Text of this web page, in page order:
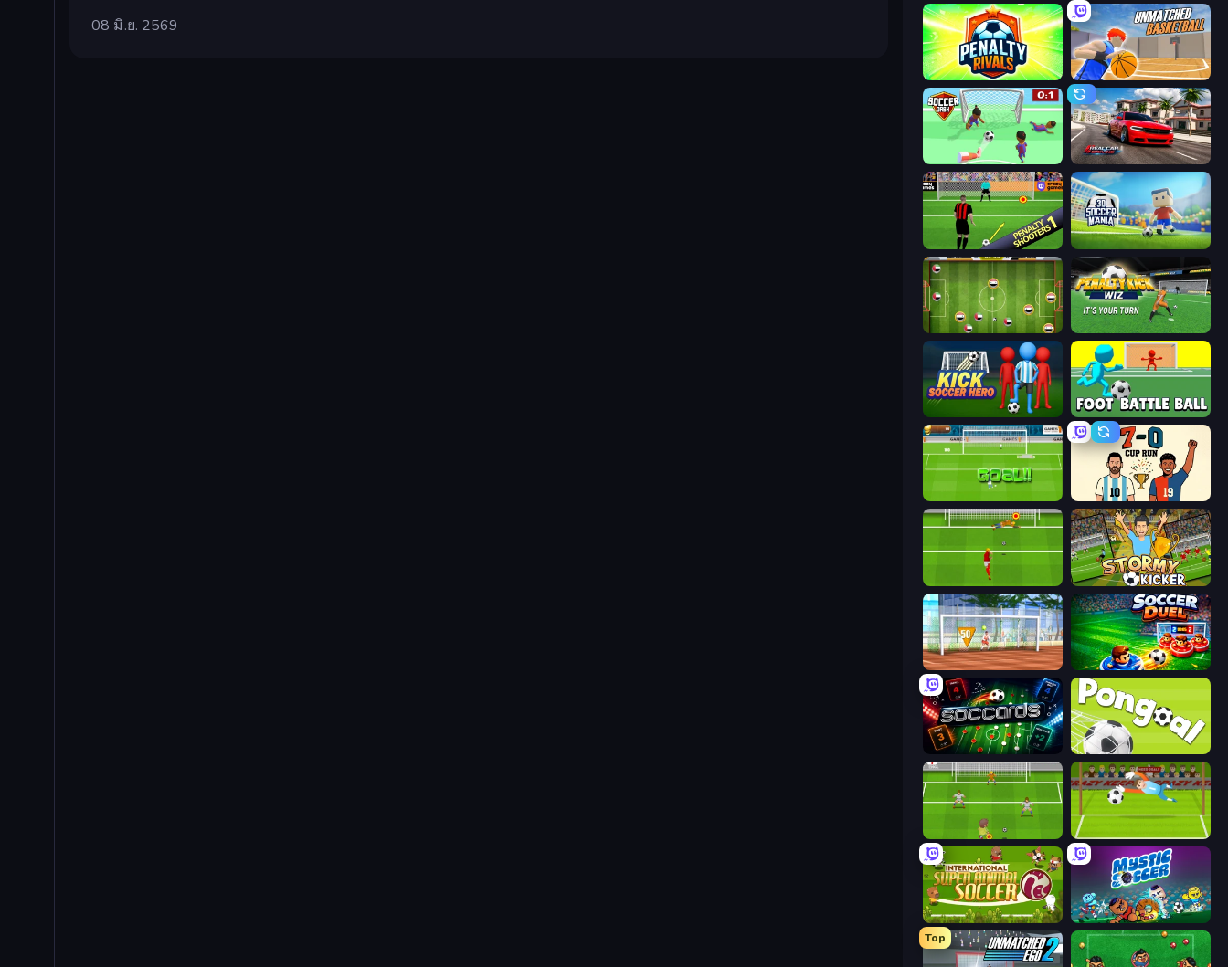
08 มิ.ย. 2569
Penalty Rivals Unmatched Basketball
Soccer Dash Real Car Driving
Penalty Shooters 3D Soccer Mania
Soccer Challenge Penalty Kick Wiz
Kick Soccer Hero Foot Battle Ball
Stormy Kicker
Street Freekick 3D Soccer Duel
Soccards Pongoal
Drop Kick: World Cup Penalty Superstar
International Super Animal Soccer Mystic Soccer
Top